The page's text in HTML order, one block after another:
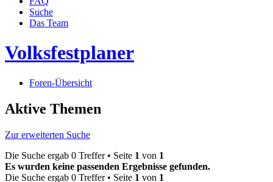
Suche
Das Team
Volksfestplaner
Foren-Übersicht
Aktive Themen
Zur erweiterten Suche
Die Suche ergab 0 Treffer • Seite 1 von 1
Es wurden keine passenden Ergebnisse gefunden.
Die Suche ergab 0 Treffer • Seite 1 von 1